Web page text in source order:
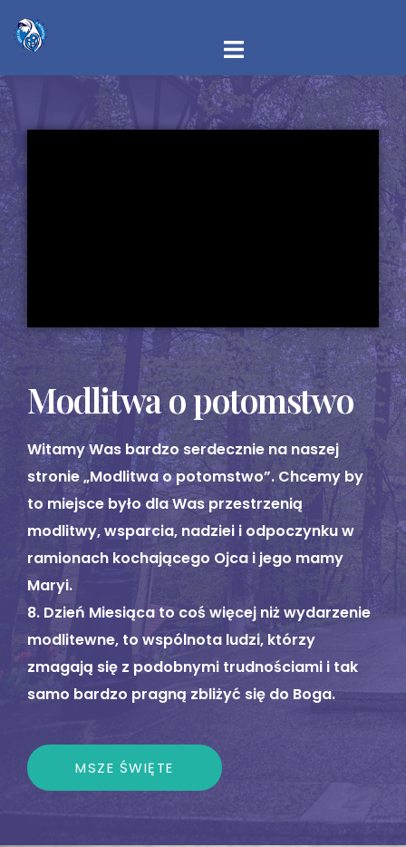
Modlitwa o potomstwo
Witamy Was bardzo serdecznie na naszej
stronie „Modlitwa o potomstwo”. Chcemy by
to miejsce było dla Was przestrzenią
modlitwy, wsparcia, nadziei i odpoczynku w
ramionach kochającego Ojca i jego mamy
Maryi.
8. Dzień Miesiąca to coś więcej niż wydarzenie
modlitewne, to wspólnota ludzi, którzy
zmagają się z podobnymi trudnościami i tak
samo bardzo pragną zbliżyć się do Boga.
MSZE ŚWIĘTE